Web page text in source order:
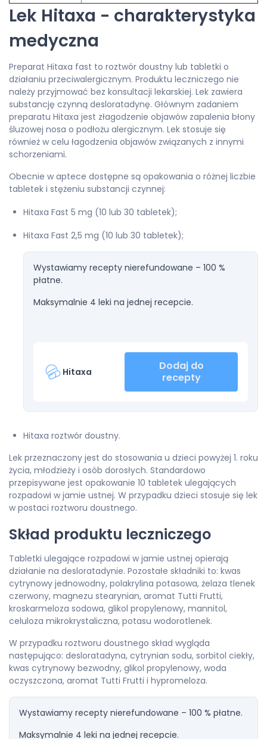
Lek Hitaxa - charakterystyka
medyczna
Preparat Hitaxa fast to roztwór doustny lub tabletki o
działaniu przeciwalergicznym. Produktu leczniczego nie
należy przyjmować bez konsultacji lekarskiej. Lek zawiera
substancję czynną desloratadynę. Głównym zadaniem
preparatu Hitaxa jest złagodzenie objawów zapalenia błony
śluzowej nosa o podłożu alergicznym. Lek stosuje się
również w celu łagodzenia objawów związanych z innymi
schorzeniami.
Obecnie w aptece dostępne są opakowania o różnej liczbie
tabletek i stężeniu substancji czynnej:
Hitaxa Fast 5 mg (10 lub 30 tabletek);
Hitaxa Fast 2,5 mg (10 lub 30 tabletek);
Wystawiamy recepty nierefundowane – 100 %
płatne.
Maksymalnie 4 leki na jednej recepcie.
Hitaxa
Dodaj do
recepty
Hitaxa roztwór doustny.
Lek przeznaczony jest do stosowania u dzieci powyżej 1. roku
życia, młodzieży i osób dorosłych. Standardowo
przepisywane jest opakowanie 10 tabletek ulegających
rozpadowi w jamie ustnej. W przypadku dzieci stosuje się lek
w postaci roztworu doustnego.
Skład produktu leczniczego
Tabletki ulegające rozpadowi w jamie ustnej opierają
działanie na desloratadynie. Pozostałe składniki to: kwas
cytrynowy jednowodny, polakrylina potasowa, żelaza tlenek
czerwony, magnezu stearynian, aromat Tutti Frutti,
kroskarmeloza sodowa, glikol propylenowy, mannitol,
celuloza mikrokrystaliczna, potasu wodorotlenek.
W przypadku roztworu doustnego skład wygląda
następująco: desloratadyna, cytrynian sodu, sorbitol ciekły,
kwas cytrynowy bezwodny, glikol propylenowy, woda
oczyszczona, aromat Tutti Frutti i hypromeloza.
Wystawiamy recepty nierefundowane – 100 % płatne.
Maksymalnie 4 leki na jednej recepcie.